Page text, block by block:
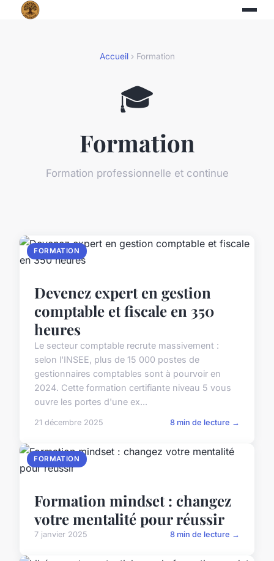
Accueil› Formation
🎓
Formation
Formation professionnelle et continue
FORMATION
Devenez expert en gestion
comptable et fiscale en 350
heures
Le secteur comptable recrute massivement :
selon l'INSEE, plus de 15 000 postes de
gestionnaires comptables sont à pourvoir en
2024. Cette formation certifiante niveau 5 vous
ouvre les portes d'une ex...
21 décembre 2025 8 min de lecture →
FORMATION
Formation mindset : changez
votre mentalité pour réussir
7 janvier 2025 8 min de lecture →